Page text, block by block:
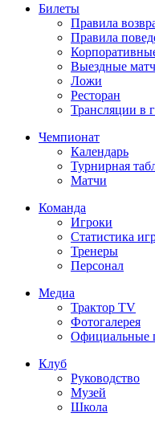
Билеты
Правила
Правила
Выездные
Ложи
Ресторан
Трансляции в
Чемпионат
Календарь
Турнирная
Матчи
Команда
Игроки
Статистика
Тренеры
Персонал
Медиа
Трактор TV
Фотогалерея
Официальные
Клуб
Руководство
Музей
Школа